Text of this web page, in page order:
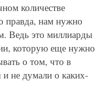
количестве
правда, нам нужно
Ведь это миллиарды
которую еще нужно
о том, что в
не думали о каких-